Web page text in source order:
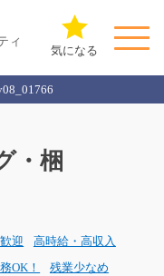
ィ
気になる
・梱
迎 高時給・高収入
OK！ 残業少なめ